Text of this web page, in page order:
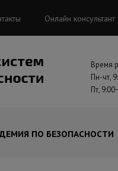
Онлайн консультант
Время
Пн-чт,
Пт,
ПО БЕЗОПАСНОСТИ